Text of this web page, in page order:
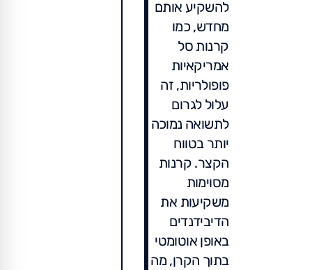
להשקיע אותם
מחדש, כמו
קרנות סל
אמריקאיות
פופולריות, זה
עלול לגרום
לתשואה נמוכה
יותר בטווח
הקצר. קרנות
מסוימות
משקיעות את
הדיבידנדים
באופן אוטומטי
בתוך הקרן, מה